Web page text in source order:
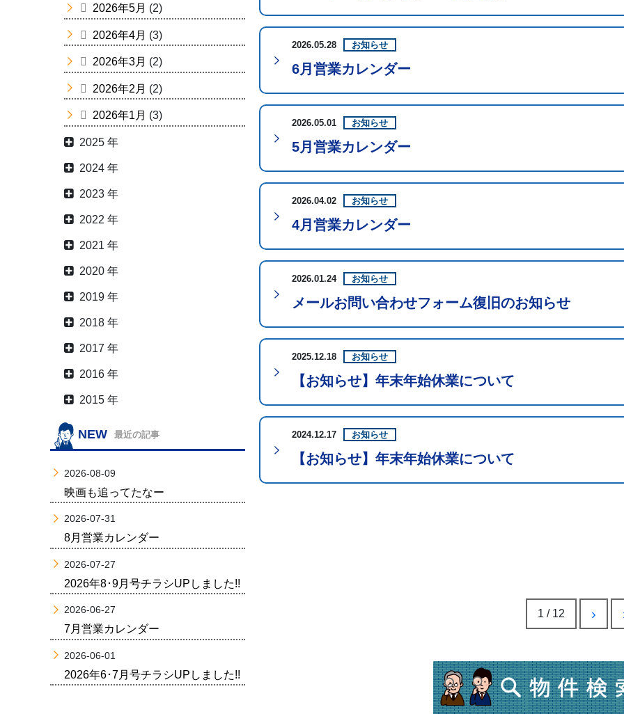
2026.05.28 お知らせ
6月営業カレンダー
2026.05.01 お知らせ
5月営業カレンダー
2026.04.02 お知らせ
4月営業カレンダー
2026.01.24 お知らせ
メールお問い合わせフォーム復旧のお知らせ
2025.12.18 お知らせ
【お知らせ】年末年始休業について
2024.12.17 お知らせ
【お知らせ】年末年始休業について
1 / 12 ›
2026年5月 (2)
2026年4月 (3)
2026年3月 (2)
2026年2月 (2)
2026年1月 (3)
2025 年
2024 年
2023 年
2022 年
2021 年
2020 年
2019 年
2018 年
2017 年
2016 年
2015 年
NEW 最近の記事
2026-08-09
映画も追ってたなー
2026-07-31
8月営業カレンダー
2026-07-27
2026年8･9月号チラシUPしました!!
2026-06-27
7月営業カレンダー
2026-06-01
2026年6･7月号チラシUPしました!!